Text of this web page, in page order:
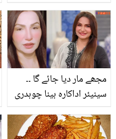
پائیں
مجھے مار دیا جائے گا ۔۔
سینیئر اداکارہ بینا چوہدری
نے ویڈیو بیان جاری کردیا،